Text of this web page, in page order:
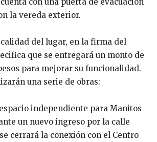
la vereda exterior.
del lugar, en la firma del
que se entregará un monto de
para mejorar su funcionalidad.
una serie de obras:
independiente para Manitos
un nuevo ingreso por la calle
cerrará la conexión con el Centro